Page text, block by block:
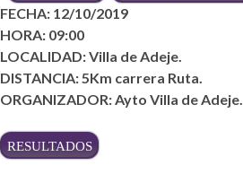
FECHA: 12/10/2019
HORA: 09:00
LOCALIDAD: Villa de Adeje.
DISTANCIA: 5Km carrera Ruta.
ORGANIZADOR: Ayto Villa de Adeje.
RESULTADOS